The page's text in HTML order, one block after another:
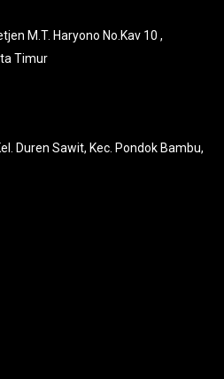
M.T. Haryono No.Kav 10 ,
Timur
Duren Sawit, Kec. Pondok Bambu,